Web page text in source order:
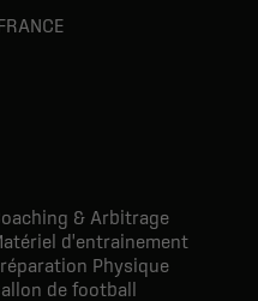
& Arbitrage
d'entrainement
Physique
de football